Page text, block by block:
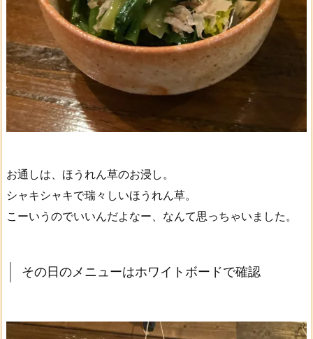
お通しは、ほうれん草のお浸し。
シャキシャキで瑞々しいほうれん草。
こーいうのでいいんだよなー、なんて思っちゃいました。
その日のメニューはホワイトボードで確認